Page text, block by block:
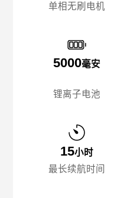
单相无刷电机
5000毫安
锂离子电池
15小时
最长续航时间